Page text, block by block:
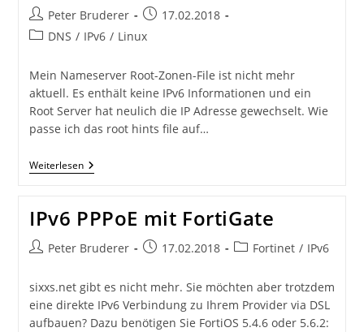
Beitrags-
Autor:
Peter Bruderer
Beitrag
veröffentlicht:
17.02.2018
Beitrags-
DNS / IPv6 / Linux
Mein Nameserver Root-Zonen-File ist nicht mehr
aktuell. Es enthält keine IPv6 Informationen und ein
Root Server hat neulich die IP Adresse gewechselt. Wie
passe ich das root hints file auf…
WeiterlesenWie
Passe
DNS
Cache
Hints
File
An?
IPv6 PPPoE mit FortiGate
Beitrags-
Peter Bruderer
Beitrag17.02.2018
Beitrags-
Fortinet / IPv6
sixxs.net gibt es nicht mehr. Sie möchten aber trotzdem
eine direkte IPv6 Verbindung zu Ihrem Provider via DSL
aufbauen? Dazu benötigen Sie FortiOS 5.4.6 oder 5.6.2: